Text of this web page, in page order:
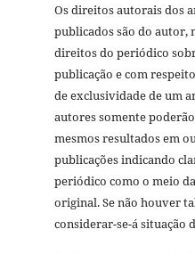
Os direitos autorais dos
publicados são do autor,
direitos do periódico
publicação e com
de exclusividade de um
autores somente
mesmos resultados em
publicações indicando
periódico como o meio
original. Se não houver
considerar-se-á situação